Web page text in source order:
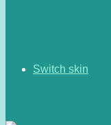
Switch skin